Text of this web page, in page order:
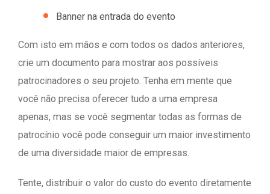
Banner na entrada do evento
Com isto em mãos e com todos os dados anteriores,
crie um documento para mostrar aos possíveis
patrocinadores o seu projeto. Tenha em mente que
você não precisa oferecer tudo a uma empresa
apenas, mas se você segmentar todas as formas de
patrocínio você pode conseguir um maior investimento
de uma diversidade maior de empresas.
Tente, distribuir o valor do custo do evento diretamente